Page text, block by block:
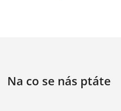
Na co se nás ptáte